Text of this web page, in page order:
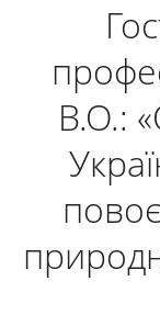
В.О.: